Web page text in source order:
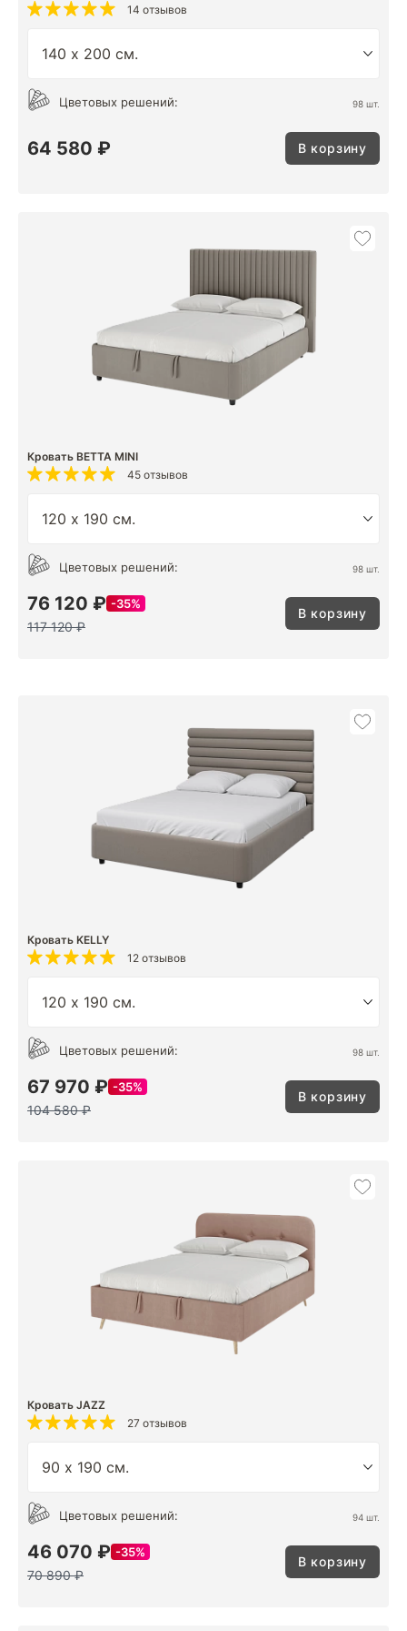
14 отзывов
Цветовых решений: 98 шт.
64 580 ₽ В корзину
Кровать BETTA MINI
45 отзывов
Цветовых решений: 98 шт.
76 120 ₽ 35%
117 120 ₽
В корзину
Кровать KELLY
12 отзывов
Цветовых решений: 98 шт.
67 970 ₽ 35%
104 580 ₽
В корзину
Кровать JAZZ
27 отзывов
Цветовых решений: 94 шт.
46 070 ₽ 35%
70 890 ₽
В корзину